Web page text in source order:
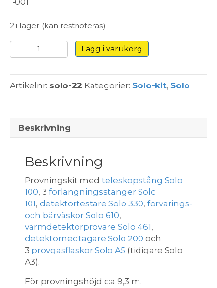
2 i lager (kan restnoteras)
Provkit
Solo
-
(Värme
Rök)
Väskor
Nedtagare
mängd
Lägg i varukorg
Artikelnr: solo-22 Kategorier: Solo-kit, Solo
Beskrivning
Beskrivning
Provningskit med teleskopstång Solo
100, 3 förlängningsstänger Solo
101, detektortestare Solo 330, förvarings-
och bärväskor Solo 610,
värmdetektorprovare Solo 461,
detektornedtagare Solo 200 och
3 provgasflaskor Solo A5 (tidigare Solo
A3).
För provningshöjd c:a 9,3 m.